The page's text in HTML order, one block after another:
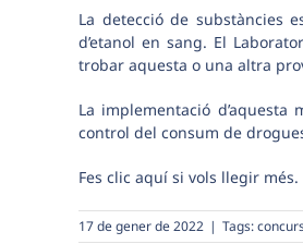
La detecció de substàncies
d’etanol en sang. El
trobar aquesta o una altra
La implementació
control del consum de
Fes clic aquí si vols llegir més.
17 de gener de 2022 | Tags: